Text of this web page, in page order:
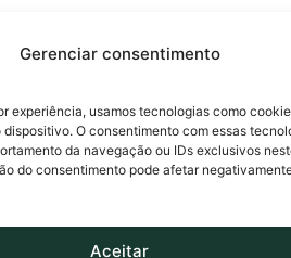
Gerenciar consentimento
experiência, usamos tecnologias como
O consentimento com essas
da navegação ou IDs exclusivos
do consentimento pode afetar
Aceitar